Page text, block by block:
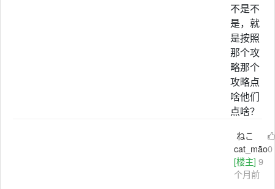
不是不
是，就
是按照
那个攻
略那个
攻略点
啥他们
点啥？
ねこ
cat_māo
[楼主] 9
个月前
0